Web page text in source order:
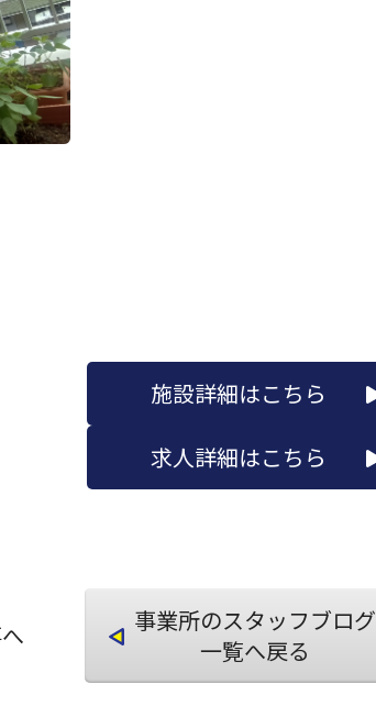
施設詳細はこちら
求人詳細はこちら
事業所のスタッフブログ
一覧へ戻る